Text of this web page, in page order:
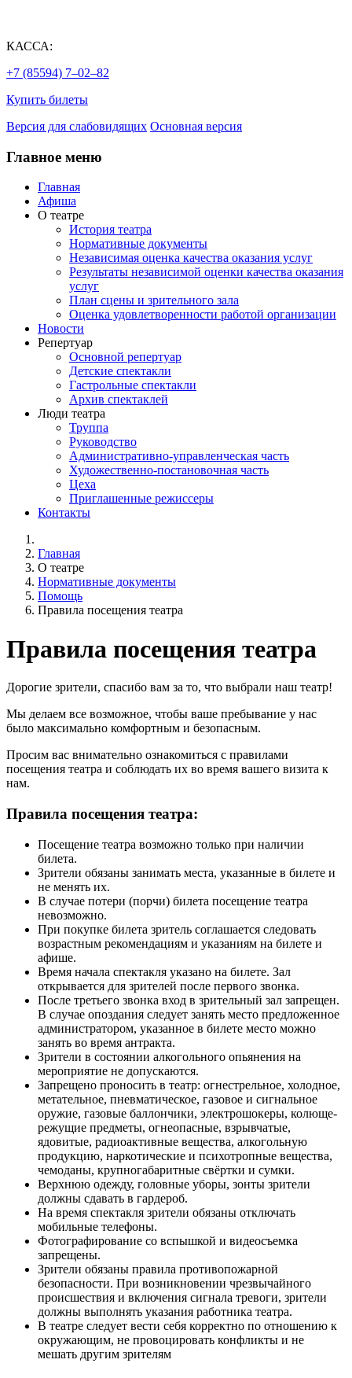
КАССА:
+7 (85594) 7‒02‒82
Купить билеты
Версия для слабовидящих Основная версия
Главное меню
Главная
Афиша
О театре
История театра
Нормативные документы
Независимая оценка качества оказания услуг
Результаты независимой оценки качества оказания
услуг
План сцены и зрительного зала
Оценка удовлетворенности работой организации
Новости
Репертуар
Основной репертуар
Детские спектакли
Гастрольные спектакли
Архив спектаклей
Люди театра
Труппа
Руководство
Административно-управленческая часть
Художественно-постановочная часть
Цеха
Приглашенные режиссеры
Контакты
Главная
О театре
Нормативные документы
Помощь
Правила посещения театра
Правила посещения театра
Дорогие зрители, спасибо вам за то, что выбрали наш театр!
Мы делаем все возможное, чтобы ваше пребывание у нас
было максимально комфортным и безопасным.
Просим вас внимательно ознакомиться с правилами
посещения театра и соблюдать их во время вашего визита к
нам.
Правила посещения театра:
Посещение театра возможно только при наличии
билета.
Зрители обязаны занимать места, указанные в билете и
не менять их.
В случае потери (порчи) билета посещение театра
невозможно.
При покупке билета зритель соглашается следовать
возрастным рекомендациям и указаниям на билете и
афише.
Время начала спектакля указано на билете. Зал
открывается для зрителей после первого звонка.
После третьего звонка вход в зрительный зал запрещен.
В случае опоздания следует занять место предложенное
администратором, указанное в билете место можно
занять во время антракта.
Зрители в состоянии алкогольного опьянения на
мероприятие не допускаются.
Запрещено проносить в театр: огнестрельное, холодное,
метательное, пневматическое, газовое и сигнальное
оружие, газовые баллончики, электрошокеры, колюще-
режущие предметы, огнеопасные, взрывчатые,
ядовитые, радиоактивные вещества, алкогольную
продукцию, наркотические и психотропные вещества,
чемоданы, крупногабаритные свёртки и сумки.
Верхнюю одежду, головные уборы, зонты зрители
должны сдавать в гардероб.
На время спектакля зрители обязаны отключать
мобильные телефоны.
Фотографирование со вспышкой и видеосъемка
запрещены.
Зрители обязаны правила противопожарной
безопасности. При возникновении чрезвычайного
происшествия и включения сигнала тревоги, зрители
должны выполнять указания работника театра.
В театре следует вести себя корректно по отношению к
окружающим, не провоцировать конфликты и не
мешать другим зрителям